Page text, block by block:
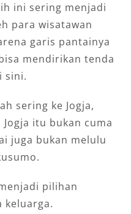
ini sering menjadi
para wisatawan
garis pantainya
mendirikan tenda
sini.
sering ke Jogja,
itu bukan cuma
juga bukan melulu
pilihan
keluarga.